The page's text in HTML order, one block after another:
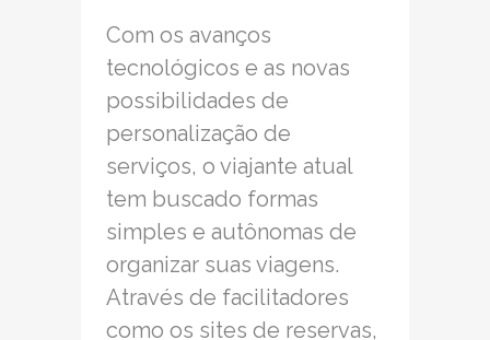
Com os avanços
tecnológicos e as novas
possibilidades de
personalização de
serviços, o viajante atual
tem buscado formas
simples e autônomas de
organizar suas viagens.
Através de facilitadores
como os sites de reservas,